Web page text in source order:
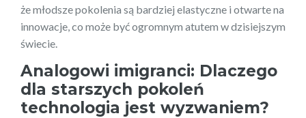
że młodsze pokolenia są bardziej elastyczne i otwarte na
innowacje, co może być ogromnym atutem w dzisiejszym
świecie.
Analogowi imigranci: Dlaczego
dla starszych pokoleń
technologia jest wyzwaniem?